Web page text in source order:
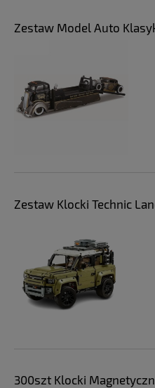
Zestaw Model Auto
Zestaw Klocki Technic
300szt Klocki